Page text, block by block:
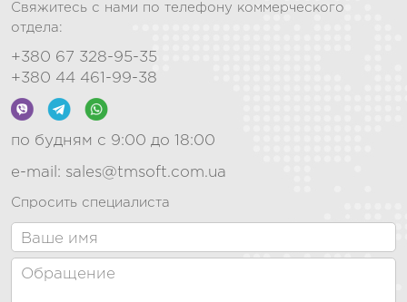
Свяжитесь с нами по телефону коммерческого
отдела:
+380 67 328-95-35
+380 44 461-99-38
по будням с 9:00 до 18:00
e-mail: sales@tmsoft.com.ua
Спросить специалиста